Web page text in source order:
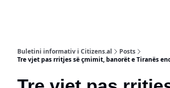
Buletini informativ i Citizens.al
Posts
Tre vjet pas rritjes së çmimit, banorët e Tiranës